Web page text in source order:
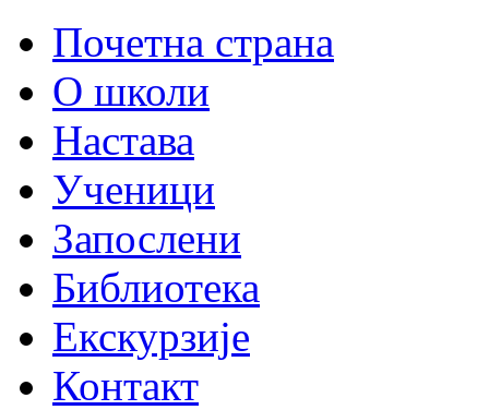
Почетна страна
О школи
Настава
Ученици
Запослени
Библиотека
Екскурзије
Контакт